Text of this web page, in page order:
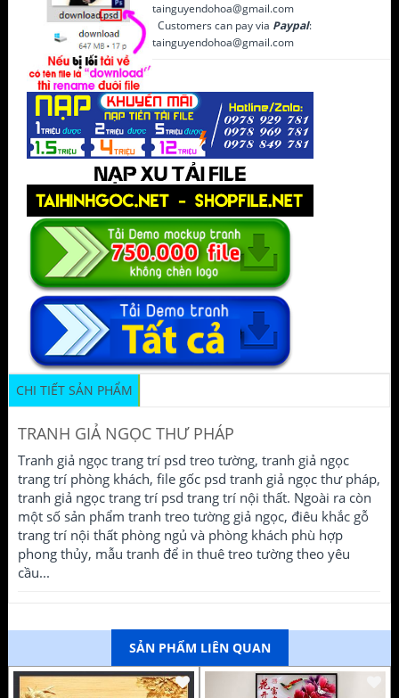
tainguyendohoa@gmail.com
Customers can pay via Paypal:
tainguyendohoa@gmail.com
CHI TIẾT SẢN PHẨM
TRANH GIẢ NGỌC THƯ PHÁP
Tranh giả ngọc trang trí psd treo tường, tranh giả ngọc
trang trí phòng khách, file gốc psd tranh giả ngọc thư pháp,
tranh giả ngọc trang trí psd trang trí nội thất. Ngoài ra còn
một số sản phẩm tranh treo tường giả ngọc, điêu khắc gỗ
trang trí nội thất phòng ngủ và phòng khách phù hợp
phong thủy, mẫu tranh để in thuê treo tường theo yêu
cầu...
SẢN PHẨM LIÊN QUAN